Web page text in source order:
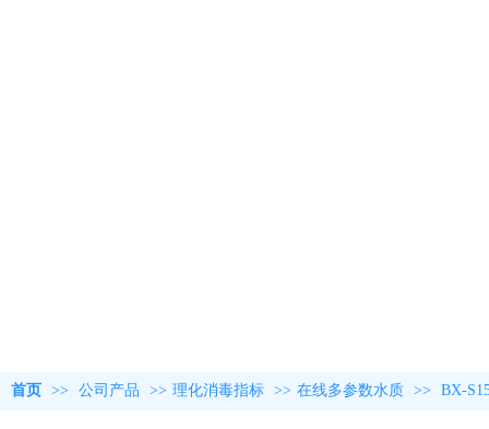
首页 >> 公司产品 >> 理化消毒指标 >> 在线多参数水质 >> BX-